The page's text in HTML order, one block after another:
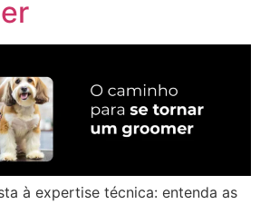
à expertise técnica: entenda as